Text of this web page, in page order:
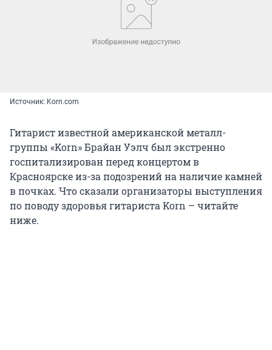
Источник: Korn.com
Гитарист известной американской металл-
группы «Korn» Брайан Уэлч был экстренно
госпитализирован перед концертом в
Красноярске из-за подозрений на наличие камней
в почках. Что сказали организаторы выступления
по поводу здоровья гитариста Korn – читайте
ниже.